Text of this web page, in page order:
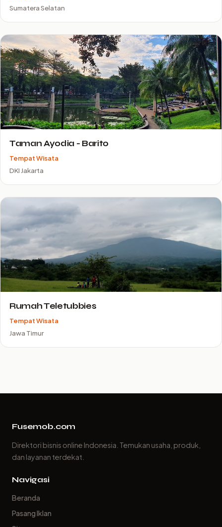
Sumatera Selatan
Taman Ayodia - Barito
Tempat Wisata
DKI Jakarta
Rumah Teletubbies
Tempat Wisata
Jawa Timur
Fusemob.com
Direktori bisnis online Indonesia. Temukan usaha, produk,
dan layanan terdekat.
Navigasi
Beranda
Pasang Iklan